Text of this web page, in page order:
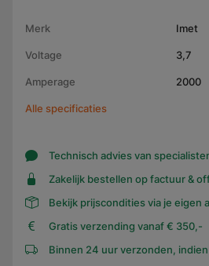
Merk Imet
Voltage 3,7
Amperage 2000
Alle specificaties
Technisch advies van
Zakelijk bestellen op factuur &
Bekijk prijscondities via je eigen
Gratis verzending vanaf € 350,-
Binnen 24 uur verzonden,